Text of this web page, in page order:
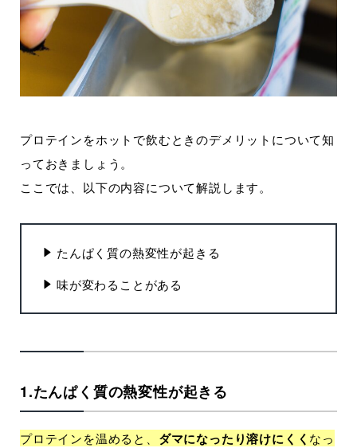
プロテインをホットで飲むときのデメリットについて知
っておきましょう。
ここでは、以下の内容について解説します。
たんぱく質の熱変性が起きる
味が変わることがある
1.たんぱく質の熱変性が起きる
プロテインを温めると、 ダマになったり溶けにくく なっ